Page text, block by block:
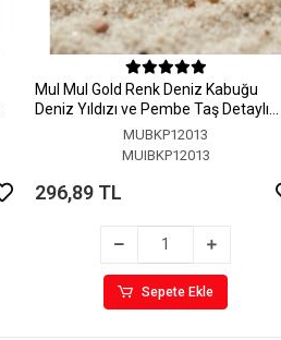
MuI MuI Gold Renk Deniz Kabuğu
Deniz Yıldızı ve Pembe Taş Detaylı
MUBKP12013
MUIBKP12013
296,89 TL
Sepete Ekle